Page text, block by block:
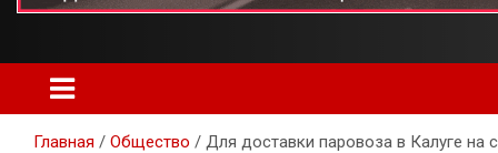
Главная Общество Для доставки паровоза в Калуге на